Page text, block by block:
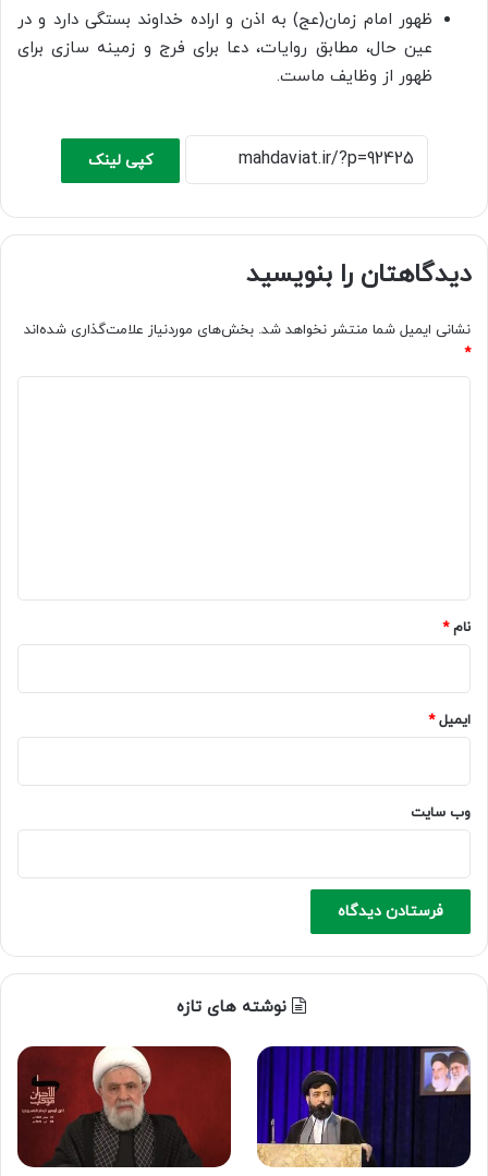
ظهور امام زمان(عج) به اذن و اراده خداوند بستگی دارد و در
عین حال، مطابق روایات، دعا برای فرج و زمینه سازی برای
ظهور از وظایف ماست.
کپی لینک
دیدگاهتان را بنویسید
نشانی ایمیل شما منتشر نخواهد شد. بخش‌های موردنیاز علامت‌گذاری شده‌اند
*
نام*
ایمیل*
وب‌ سایت
نوشته های تازه